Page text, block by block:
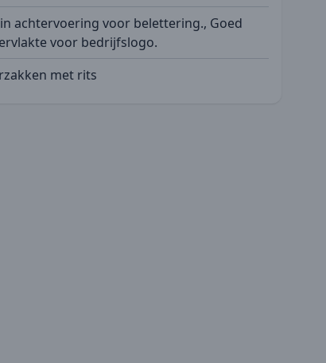
achtervoering voor belettering., Goed
voor bedrijfslogo.
met rits